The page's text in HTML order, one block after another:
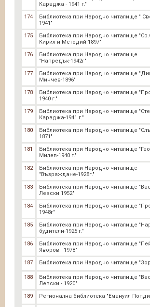
Караджа - 1941 г."
174
Библиотека при Народно читалище "
1941"
175
Библиотека при Народно читалище
Кирил и Методий-1897"
176
Библиотека при Народно читалище
"Напредък-1942г"
177
Библиотека при Народно читалище
Минчев-1896"
178
Библиотека при Народно читалище
1940 г."
179
Библиотека при Народно читалище
Караджа-1941 г."
180
Библиотека при Народно читалище
1871"
181
Библиотека при Народно читалище "Гео
Милев-1940 г."
182
Библиотека при Народно читалище
"Възраждане-1928г."
183
Библиотека при Народно читалище
Левски 1952"
184
Библиотека при Народно читалище
1948г"
185
Библиотека при Народно читалище
будители-1925 г."
186
Библиотека при Народно читалище
Яворов - 1978"
187 Библиотека при Народно читалище
188
Библиотека при Народно читалище
Левски - 1920"
189 Регионална библиотека "Емануил